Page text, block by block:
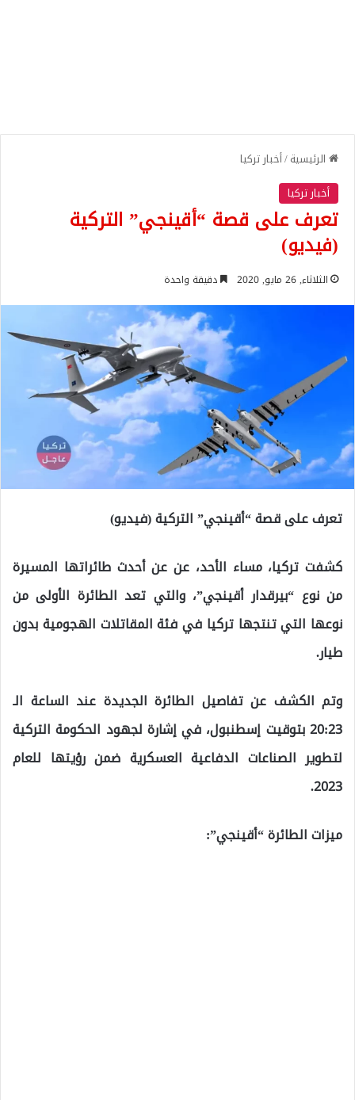
الرئيسية/أخبار تركيا
أخبار تركيا
تعرف على قصة “أقينجي” التركية
(فيديو)
الثلاثاء, 26 مايو, 2020 دقيقة واحدة
تعرف على قصة “أقينجي” التركية (فيديو)
كشفت تركيا، مساء الأحد، عن عن أحدث طائراتها المسيرة
من نوع “بيرقدار أقينجي”، والتي تعد الطائرة الأولى من
نوعها التي تنتجها تركيا في فئة المقاتلات الهجومية بدون
طيار.
وتم الكشف عن تفاصيل الطائرة الجديدة عند الساعة الـ
20:23 بتوقيت إسطنبول، في إشارة لجهود الحكومة التركية
لتطوير الصناعات الدفاعية العسكرية ضمن رؤيتها للعام
2023.
ميزات الطائرة “أقينجي”: